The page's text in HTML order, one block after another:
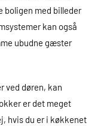
boligen med billeder
kan også
ubudne gæster
ved døren, kan
er det meget
hvis du er i køkkenet